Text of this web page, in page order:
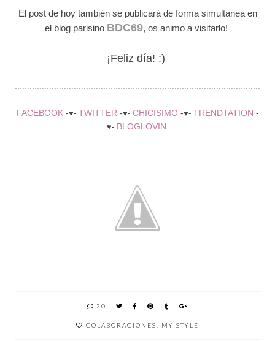
El post de hoy también se publicará de forma simultanea en
el blog parisino BDC69, os animo a visitarlo!
¡Feliz día! :)
....................................................................................................
.
FACEBOOK -♥- TWITTER -♥- CHICISIMO -♥- TRENDTATION -
♥- BLOGLOVIN
20
COLABORACIONES MY STYLE